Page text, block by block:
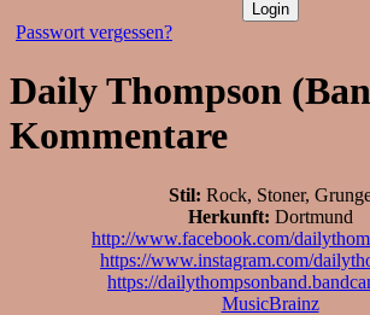
Passwort vergessen?
Daily Thompson
Kommentare
Stil: Rock, Stoner,
Herkunft: Dortmund
http://www.facebook.com/
https://www.instagram.com/
https://
MusicBrainz